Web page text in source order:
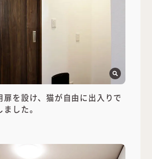
扉を設け、猫が自由に出入りで
した。